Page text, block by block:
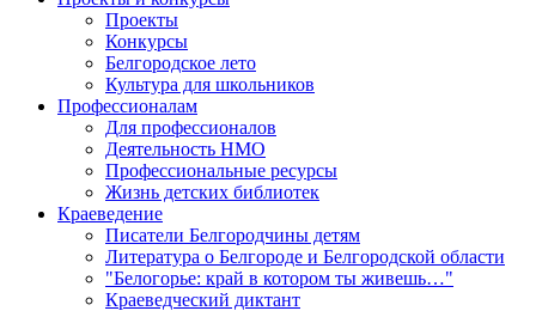
Проекты
Конкурсы
Белгородское лето
Культура для школьников
Профессионалам
Для профессионалов
Деятельность НМО
Профессиональные ресурсы
Жизнь детских библиотек
Краеведение
Писатели Белгородчины детям
Литература о Белгороде и Белгородской области
"Белогорье: край в котором ты живешь…"
Краеведческий диктант